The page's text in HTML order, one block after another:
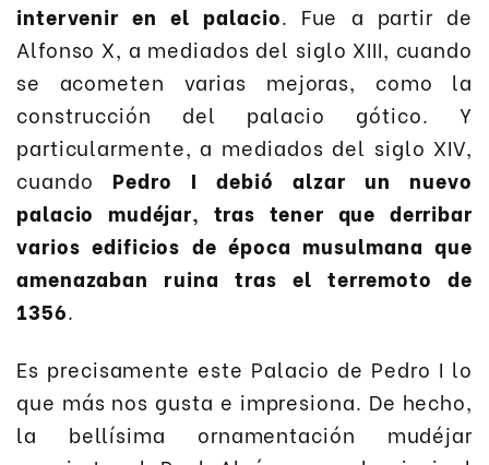
intervenir en el palacio. Fue a partir de
Alfonso X, a mediados del siglo XIII, cuando
se acometen varias mejoras, como la
construcción del palacio gótico. Y
particularmente, a mediados del siglo XIV,
cuando Pedro I debió alzar un nuevo
palacio mudéjar, tras tener que derribar
varios edificios de época musulmana que
amenazaban ruina tras el terremoto de
1356.
Es precisamente este Palacio de Pedro I lo
que más nos gusta e impresiona. De hecho,
la bellísima ornamentación mudéjar